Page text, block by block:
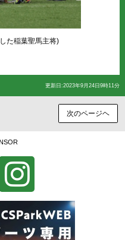
た稲葉聖馬主将)
更新日:2023年9月24日9時11分
次のページヘ